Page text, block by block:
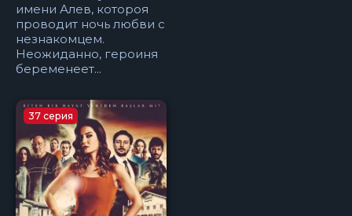
имени Алев, котороя
проводит ночь любви с
незнакомцем.
Неожиданно, героиня
беременеет...
37 серия